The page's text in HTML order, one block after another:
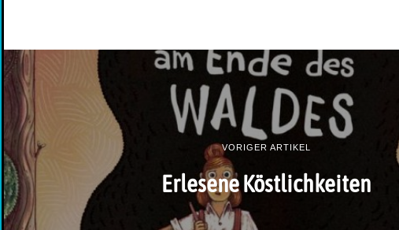
VORIGER ARTIKEL
Erlesene Köstlichkeiten